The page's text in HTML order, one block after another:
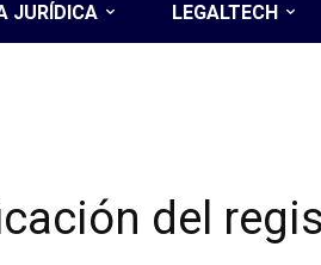
JURÍDICA LEGALTECH
del